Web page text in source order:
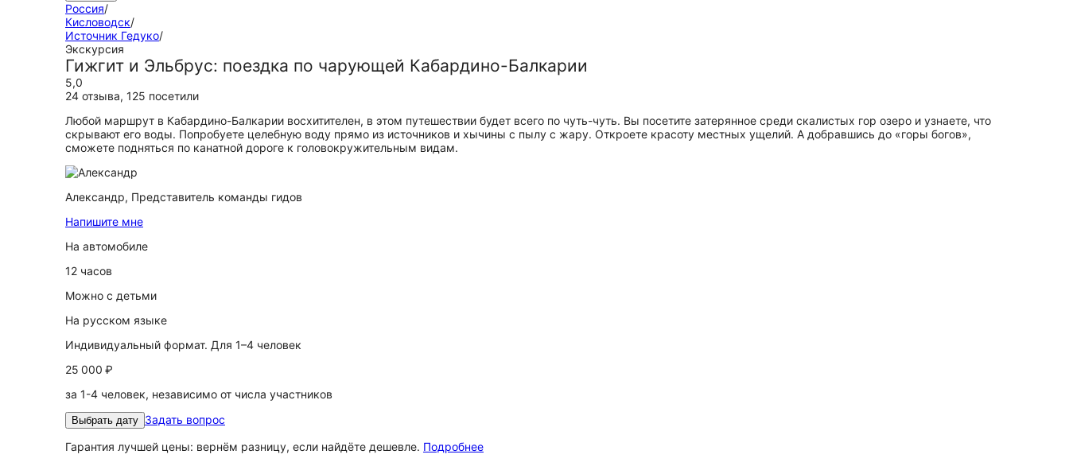
Россия/
Кисловодск/
Источник Гедуко/
Экскурсия
Гижгит и Эльбрус: поездка по чарующей Кабардино-Балкарии
5,0
24 отзыва, 125 посетили
Любой маршрут в Кабардино-Балкарии восхитителен, в этом путешествии будет всего по чуть-чуть. Вы посетите затерянное среди скалистых гор озеро и узнаете, что
скрывают его воды. Попробуете целебную воду прямо из источников и хычины с пылу с жару. Откроете красоту местных ущелий. А добравшись до «горы богов»,
сможете подняться по канатной дороге к головокружительным видам.
Александр, Представитель команды гидов
Напишите мне
На автомобиле
12 часов
Можно с детьми
На русском языке
Индивидуальный формат. Для 1–4 человек
25 000 ₽
за 1-4 человек, независимо от числа участников
Выбрать дату Задать вопрос
Гарантия лучшей цены: вернём разницу, если найдёте дешевле. Подробнее